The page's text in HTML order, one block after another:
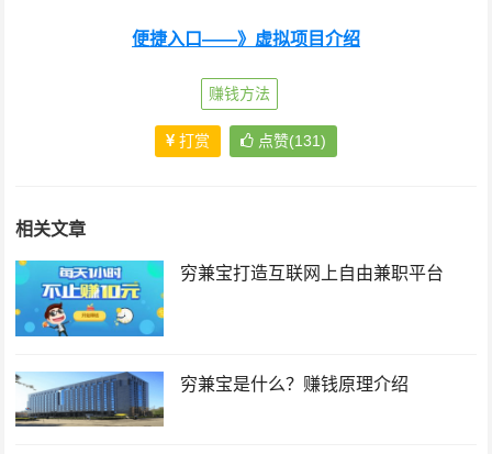
便捷入口——》虚拟项目介绍
赚钱方法
打赏 点赞(131)
相关文章
穷兼宝打造互联网上自由兼职平台
穷兼宝是什么？赚钱原理介绍